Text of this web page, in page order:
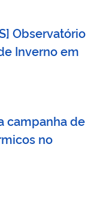
Observatório
Inverno em
campanha de
no